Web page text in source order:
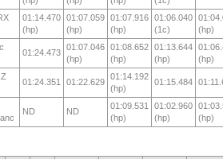
01:14.470
(hp)
01:07.059
(hp)
01:07.916
(hp)
01:06.040
(1c)
(hp)
01:24.473
01:07.046
(hp)
01:08.652
(hp)
01:13.644
(hp)
(hp)
01:24.351 01:22.629
01:14.192
(hp)
01:15.484
ND ND
01:09.531
(hp)
01:02.960
(hp)
(hp)